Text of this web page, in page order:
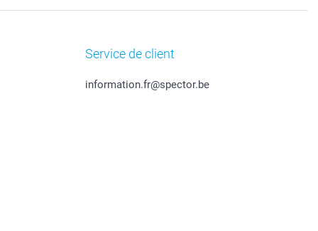
Service de client
information.fr@spector.be